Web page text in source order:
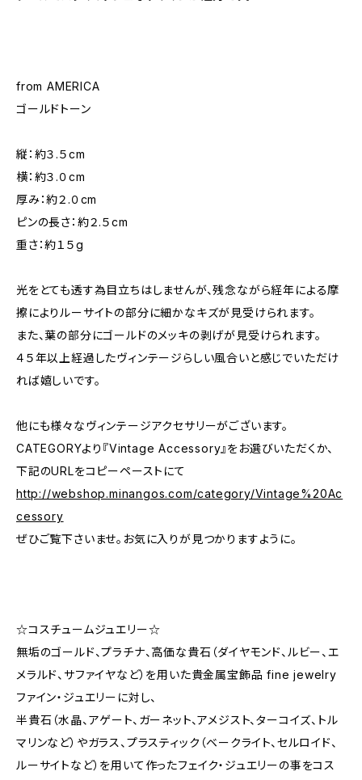
from AMERICA
ゴールドトーン
縦：約３.５cm
横：約３.０cm
厚み：約２.０cm
ピンの長さ：約２.５cm
重さ：約１５g
光をとても透す為目立ちはしませんが、残念ながら経年による摩
擦によりルーサイトの部分に細かなキズが見受けられます。
また、葉の部分にゴールドのメッキの剥げが見受けられます。
４５年以上経過したヴィンテージらしい風合いと感じでいただけ
れば嬉しいです。
他にも様々なヴィンテージアクセサリーがございます。
CATEGORYより『Vintage Accessory』をお選びいただくか、
下記のURLをコピーペーストにて
http://webshop.minangos.com/category/Vintage%20Ac
cessory
ぜひご覧下さいませ。お気に入りが見つかりますように。
☆コスチュームジュエリー☆
無垢のゴールド、プラチナ、高価な貴石（ダイヤモンド、ルビー、エ
メラルド、サファイヤなど）を用いた貴金属宝飾品 fine jewelry
ファイン・ジュエリーに対し、
半貴石（水晶、アゲート、ガーネット、アメジスト、ターコイズ、トル
マリンなど）やガラス、プラスティック（ベークライト、セルロイド、
ルーサイトなど）を用いて作ったフェイク・ジュエリーの事をコス